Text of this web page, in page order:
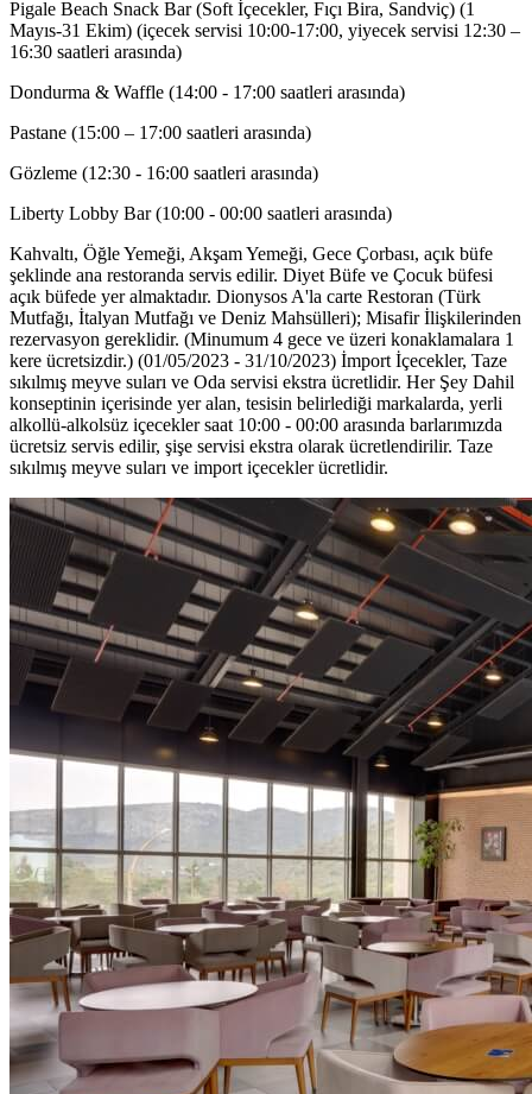
Pigale Beach Snack Bar (Soft İçecekler, Fıçı Bira, Sandviç) (1
Mayıs-31 Ekim) (içecek servisi 10:00-17:00, yiyecek servisi 12:30 –
16:30 saatleri arasında)
Dondurma & Waffle (14:00 - 17:00 saatleri arasında)
Pastane (15:00 – 17:00 saatleri arasında)
Gözleme (12:30 - 16:00 saatleri arasında)
Liberty Lobby Bar (10:00 - 00:00 saatleri arasında)
Kahvaltı, Öğle Yemeği, Akşam Yemeği, Gece Çorbası, açık büfe
şeklinde ana restoranda servis edilir. Diyet Büfe ve Çocuk büfesi
açık büfede yer almaktadır. Dionysos A'la carte Restoran (Türk
Mutfağı, İtalyan Mutfağı ve Deniz Mahsülleri); Misafir İlişkilerinden
rezervasyon gereklidir. (Minumum 4 gece ve üzeri konaklamalara 1
kere ücretsizdir.) (01/05/2023 - 31/10/2023) İmport İçecekler, Taze
sıkılmış meyve suları ve Oda servisi ekstra ücretlidir. Her Şey Dahil
konseptinin içerisinde yer alan, tesisin belirlediği markalarda, yerli
alkollü-alkolsüz içecekler saat 10:00 - 00:00 arasında barlarımızda
ücretsiz servis edilir, şişe servisi ekstra olarak ücretlendirilir. Taze
sıkılmış meyve suları ve import içecekler ücretlidir.